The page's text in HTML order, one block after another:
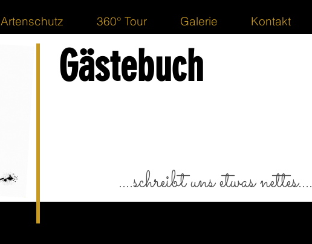
Artenschutz 360° Tour Galerie Kontakt
Gästebuch
....schreibt uns etwas nettes....